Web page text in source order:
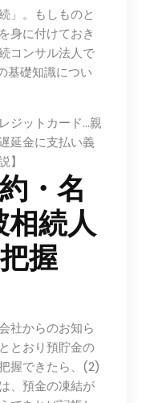
」。もしものと
身に付けておき
コンサル法人で
基礎知識につい
ジットカード…親
延金に支払い義
】
・名
相続人
握
社からのお知ら
とおり預貯金の
握できたら、(2)
、預金の凍結が